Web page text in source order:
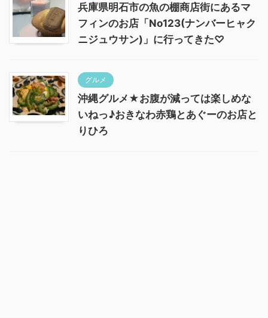
兵庫県明石市の魚の棚商店街にあるマ
フィンのお店「No123(ナンバーヒャク
ニジュウサン)」に行ってきた♡
グルメ
沖縄グルメ★お腹が減っては楽しめな
いねっ♪おきなわ赤鶏とあぐーのお店と
りひろ